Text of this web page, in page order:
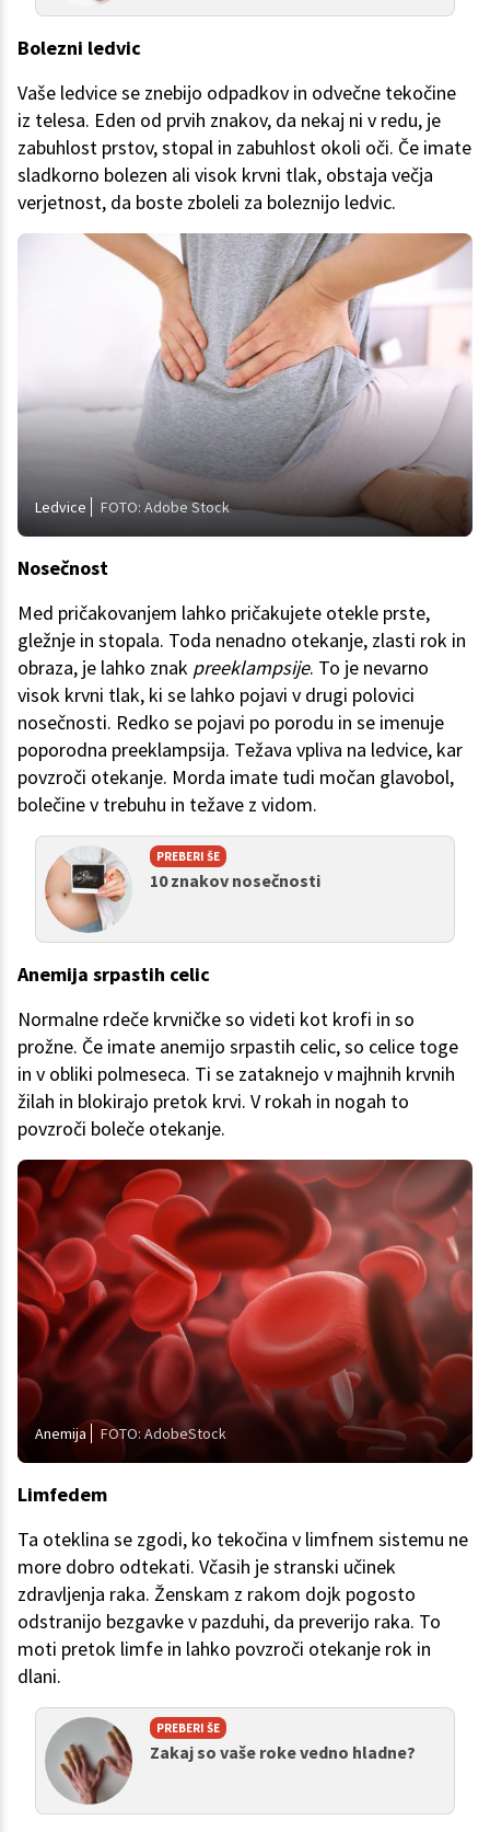
Bolezni ledvic
Vaše ledvice se znebijo odpadkov in odvečne tekočine
iz telesa. Eden od prvih znakov, da nekaj ni v redu, je
zabuhlost prstov, stopal in zabuhlost okoli oči. Če imate
sladkorno bolezen ali visok krvni tlak, obstaja večja
verjetnost, da boste zboleli za boleznijo ledvic.
Ledvice FOTO: Adobe Stock
Nosečnost
Med pričakovanjem lahko pričakujete otekle prste,
gležnje in stopala. Toda nenadno otekanje, zlasti rok in
obraza, je lahko znak preeklampsije. To je nevarno
visok krvni tlak, ki se lahko pojavi v drugi polovici
nosečnosti. Redko se pojavi po porodu in se imenuje
poporodna preeklampsija. Težava vpliva na ledvice, kar
povzroči otekanje. Morda imate tudi močan glavobol,
bolečine v trebuhu in težave z vidom.
PREBERI ŠE
10 znakov nosečnosti
Anemija srpastih celic
Normalne rdeče krvničke so videti kot krofi in so
prožne. Če imate anemijo srpastih celic, so celice toge
in v obliki polmeseca. Ti se zataknejo v majhnih krvnih
žilah in blokirajo pretok krvi. V rokah in nogah to
povzroči boleče otekanje.
Anemija FOTO: AdobeStock
Limfedem
Ta oteklina se zgodi, ko tekočina v limfnem sistemu ne
more dobro odtekati. Včasih je stranski učinek
zdravljenja raka. Ženskam z rakom dojk pogosto
odstranijo bezgavke v pazduhi, da preverijo raka. To
moti pretok limfe in lahko povzroči otekanje rok in
dlani.
PREBERI ŠE
Zakaj so vaše roke vedno hladne?